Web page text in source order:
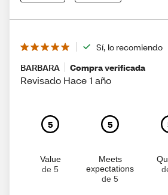
Sí, lo recomiendo
BARBARA
Compra verificada
Revisado Hace 1 año
5
Value
de 5
5
Meets
expectations
de 5